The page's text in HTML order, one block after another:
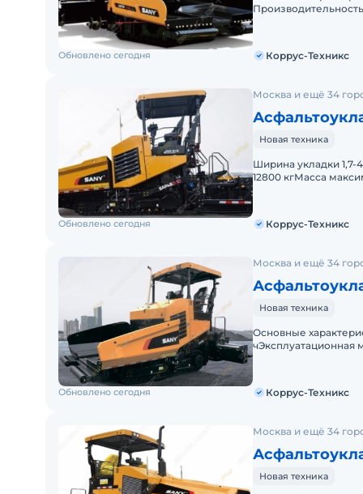
Обновлено сегодня Коррус-Техникс
Москва и ещё 34
Новая техника
Ширина укладки 1,7-
12800 кгМасса
Обновлено сегодня Коррус-Техникс
Москва и ещё 34
Новая техника
Основные
чЭксплуатационная
Обновлено сегодня Коррус-Техникс
Москва и ещё 34
Новая техника